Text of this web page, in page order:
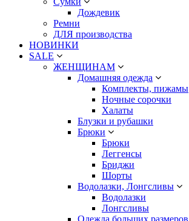
Дождевик
Ремни
ДЛЯ производства
НОВИНКИ
SALE
ЖЕНЩИНАМ
Домашняя одежда
Комплекты, пижамы
Ночные сорочки
Халаты
Блузки и рубашки
Брюки
Брюки
Леггенсы
Бриджи
Шорты
Водолазки, Лонгсливы
Водолазки
Лонгсливы
Одежда больших размеров